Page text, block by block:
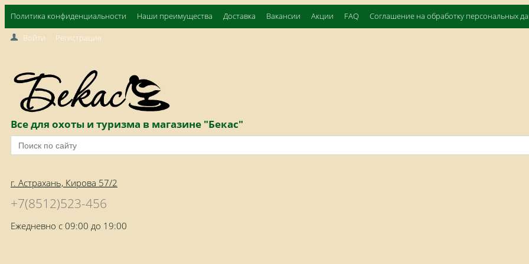
Политика конфиденциальности Наши преимущества Доставка Вакансии Акции FAQ Соглашение на обработку персональных
Войти Регистрация
Все для охоты и туризма в магазине "Бекас"
г. Астрахань, Кирова 57/2
+7(8512)523-456
Ежедневно с 09:00 до 19:00